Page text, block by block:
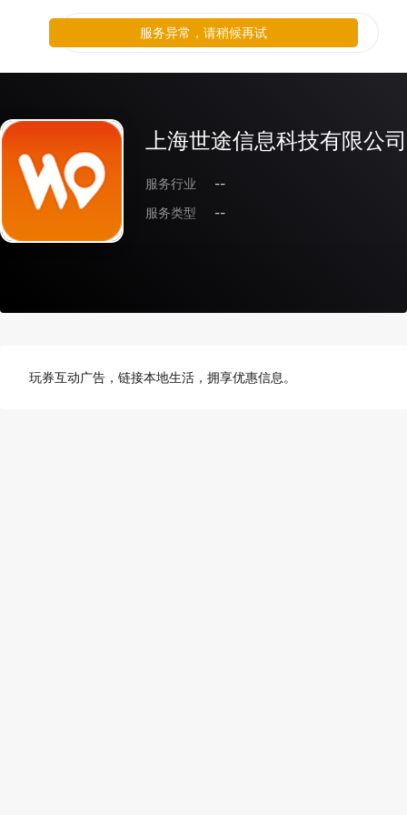
上海世途信息科技有限公司
服务行业
--
服务类型
--
玩券互动广告，链接本地生活，拥享优惠信息。
服务异常，请稍候再试